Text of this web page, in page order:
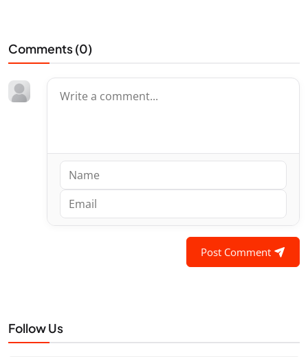
Comments (0)
Post Comment
Follow Us